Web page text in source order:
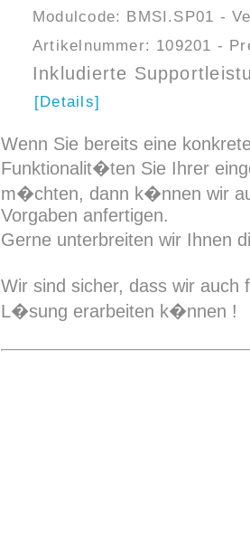
Modulcode: BMSI.SP01 -
Artikelnummer: 109201 -
Inkludierte
[Details]
Wenn Sie bereits eine
Funktionalit�ten Sie Ihrer
m�chten, dann k�nnen wir
Vorgaben anfertigen.
Gerne unterbreiten wir Ihnen
Wir sind sicher, dass wir
L�sung erarbeiten k�nnen !